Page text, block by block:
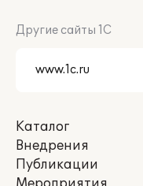
Другие сайты 1С
Каталог
Внедрения
Публикации